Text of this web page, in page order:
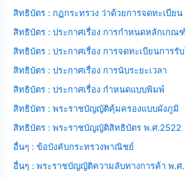
สิทธิบัตร : กฏกระทรวง ว่าด้วยการจดทะเบียน
สิทธิบัตร : ประกาศเรื่อง การกำหนดหลักเกณ
สิทธิบัตร : ประกาศเรื่อง การจดทะเบียนการรั
สิทธิบัตร : ประกาศเรื่อง การนับระยะเวลา
สิทธิบัตร : ประกาศเรื่อง กำหนดแบบพิมพ์
สิทธิบัตร : พระราชบัญญัติคุ้มครองแบบผังภูมิ
สิทธิบัตร : พระราชบัญญัติสิทธิบัตร พ.ศ.2522
อื่นๆ : ข้อบังคับกระทรวงพาณิชย์
อื่นๆ : พระราชบัญญัติความลับทางการค้า พ.ศ